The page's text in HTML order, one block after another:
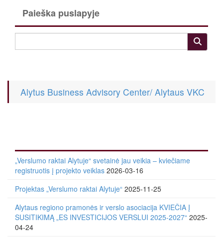
Paieška puslapyje
Alytus Business Advisory Center/ Alytaus VKC
„Verslumo raktai Alytuje“ svetainė jau veikia – kviečiame
registruotis į projekto veiklas 2026-03-16
Projektas „Verslumo raktai Alytuje“ 2025-11-25
Alytaus regiono pramonės ir verslo asociacija KVIEČIA Į
SUSITIKIMĄ „ES INVESTICIJOS VERSLUI 2025-2027“ 2025-
04-24